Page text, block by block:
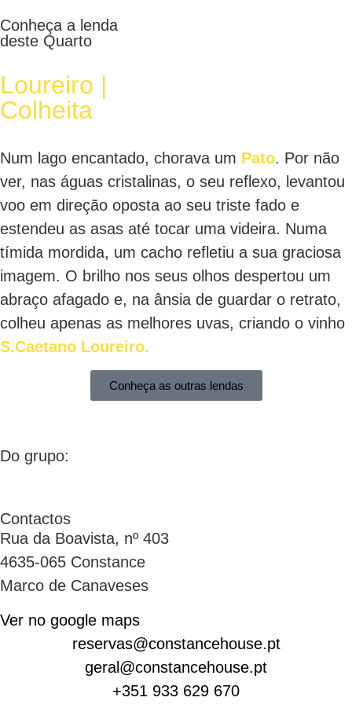
Conheça a lenda
deste Quarto
Loureiro |
Colheita
Num lago encantado, chorava um Pato. Por não
ver, nas águas cristalinas, o seu reflexo, levantou
voo em direção oposta ao seu triste fado e
estendeu as asas até tocar uma videira. Numa
tímida mordida, um cacho refletiu a sua graciosa
imagem. O brilho nos seus olhos despertou um
abraço afagado e, na ânsia de guardar o retrato,
colheu apenas as melhores uvas, criando o vinho
S.Caetano Loureiro.
Conheça as outras lendas
Do grupo:
Contactos
Rua da Boavista, nº 403
4635-065 Constance
Marco de Canaveses
Ver no google maps
reservas@constancehouse.pt
geral@constancehouse.pt
+351 933 629 670